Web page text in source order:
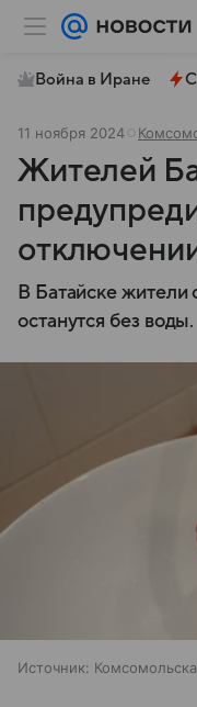
Война в Иране
11 ноября 2024
Жителей
В Батайске жители
останутся без воды.
Источник: